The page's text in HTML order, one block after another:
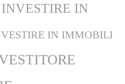
INVESTIRE IN
IN IMMOBILI